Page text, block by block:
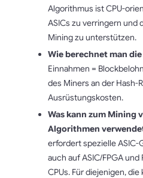
Algorithmus ist CPU-
ASICs zu verringern und
Mining zu unterstützen.
Wie berechnet man
Einnahmen =
des Miners an der Hash-
Ausrüstungskosten.
Was kann zum Mining
Algorithmen
erfordert spezielle
auch auf ASIC/FPGA
CPUs. Für diejenigen,